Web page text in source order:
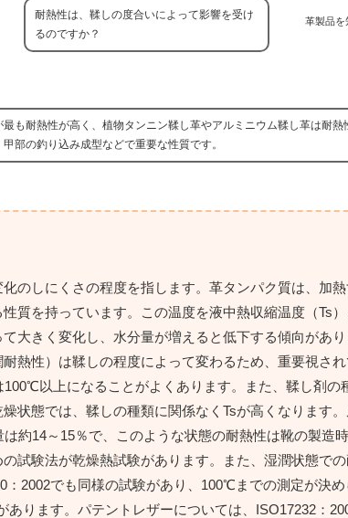
革製品を
耐熱性は、鞣しの度合いによって影響を受け
るのですか？
も耐熱性が高く、植物タンニン鞣し革やアルミニウム鞣し革は耐熱
部の釣り込み成型などで重要な性質です。
のしにくさの程度を指します。革タンパク質は、加熱
質を持っています。この温度を液中熱収縮温度（Ts
大きく変化し、水分量が増えると低下する傾向があり
熱性）は鞣しの程度によって変わるため、重要視さ
以上になることがよくあります。また、鞣し剤の
状態では、鞣しの種類に関係なくTsが高くなります
約14～15％で、このような状態の耐熱性は靴の製造時
試験法が乾燥熱試験があります。また、湿潤状態で
2002でも同様の試験があり、100℃までの測定が決
ります。パテントレザーについては、ISO17232：